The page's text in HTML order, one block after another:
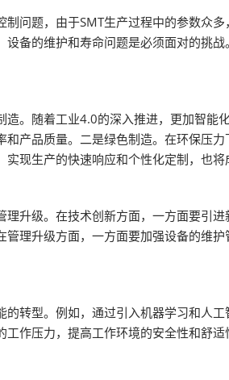
问题，由于SMT生产过程中的参数众
备的维护和寿命问题是必须面对的挑
。随着工业4.0的深入推进，更加智能
产品质量。二是绿色制造。在环保压
现生产的快速响应和个性化定制，也将
升级。在技术创新方面，一方面要引
理升级方面，一方面要加强设备的维
转型。例如，通过引入机器学习和人
作压力，提高工作环境的安全性和舒适